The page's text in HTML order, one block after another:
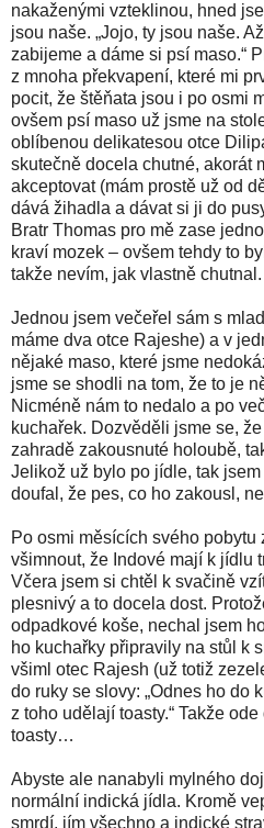
nakaženými vzteklinou, hned
jsou naše. „Jojo, ty jsou naše.
zabijeme a dáme si psí maso.“
z mnoha překvapení, které mi
pocit, že štěňata jsou i po osmi
ovšem psí maso už jsme na
oblíbenou delikatesou otce
skutečně docela chutné, akorát
akceptovat (mám prostě už od
dává žihadla a dávat si ji do
Bratr Thomas pro mě zase
kraví mozek – ovšem tehdy to
takže nevím, jak vlastně chutnal.
Jednou jsem večeřel sám s
máme dva otce Rajeshe) a v
nějaké maso, které jsme
jsme se shodli na tom, že to je
Nicméně nám to nedalo a po
kuchařek. Dozvěděli jsme se,
zahradě zakousnuté holoubě,
Jelikož už bylo po jídle, tak
doufal, že pes, co ho zakousl,
Po osmi měsících svého pobytu
všimnout, že Indové mají k jídlu
Včera jsem si chtěl k svačině
plesnivý a to docela dost.
odpadkové koše, nechal jsem
ho kuchařky připravily na stůl k
všiml otec Rajesh (už totiž
do ruky se slovy: „Odnes ho do
z toho udělají toasty.“ Takže
toasty…
Abyste ale nanabyli mylného
normální indická jídla. Kromě
smrdí, jím všechno a indické